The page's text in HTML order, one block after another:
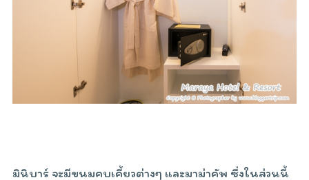
มินิบาร์ จะมีขนมคบเคี้ยวต่างๆ และมาม่าคัพ ซึ่งในส่วนนี้